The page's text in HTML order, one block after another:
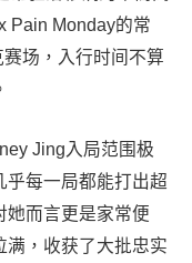
Pain Monday的常
场，入行时间不算
Jing入局范围极
乎每一局都能打出超
她而言更是家常便
满，收获了大批忠实